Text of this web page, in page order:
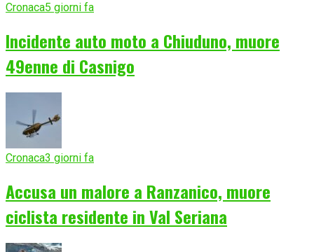
Cronaca5 giorni fa
Incidente auto moto a Chiuduno, muore
49enne di Casnigo
Cronaca3 giorni fa
Accusa un malore a Ranzanico, muore
ciclista residente in Val Seriana